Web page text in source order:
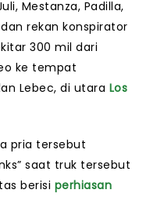
Mestanza, Padilla,
rekan konspirator
300 mil dari
ke tempat
Lebec, di utara Los
pria tersebut
saat truk tersebut
berisi perhiasan